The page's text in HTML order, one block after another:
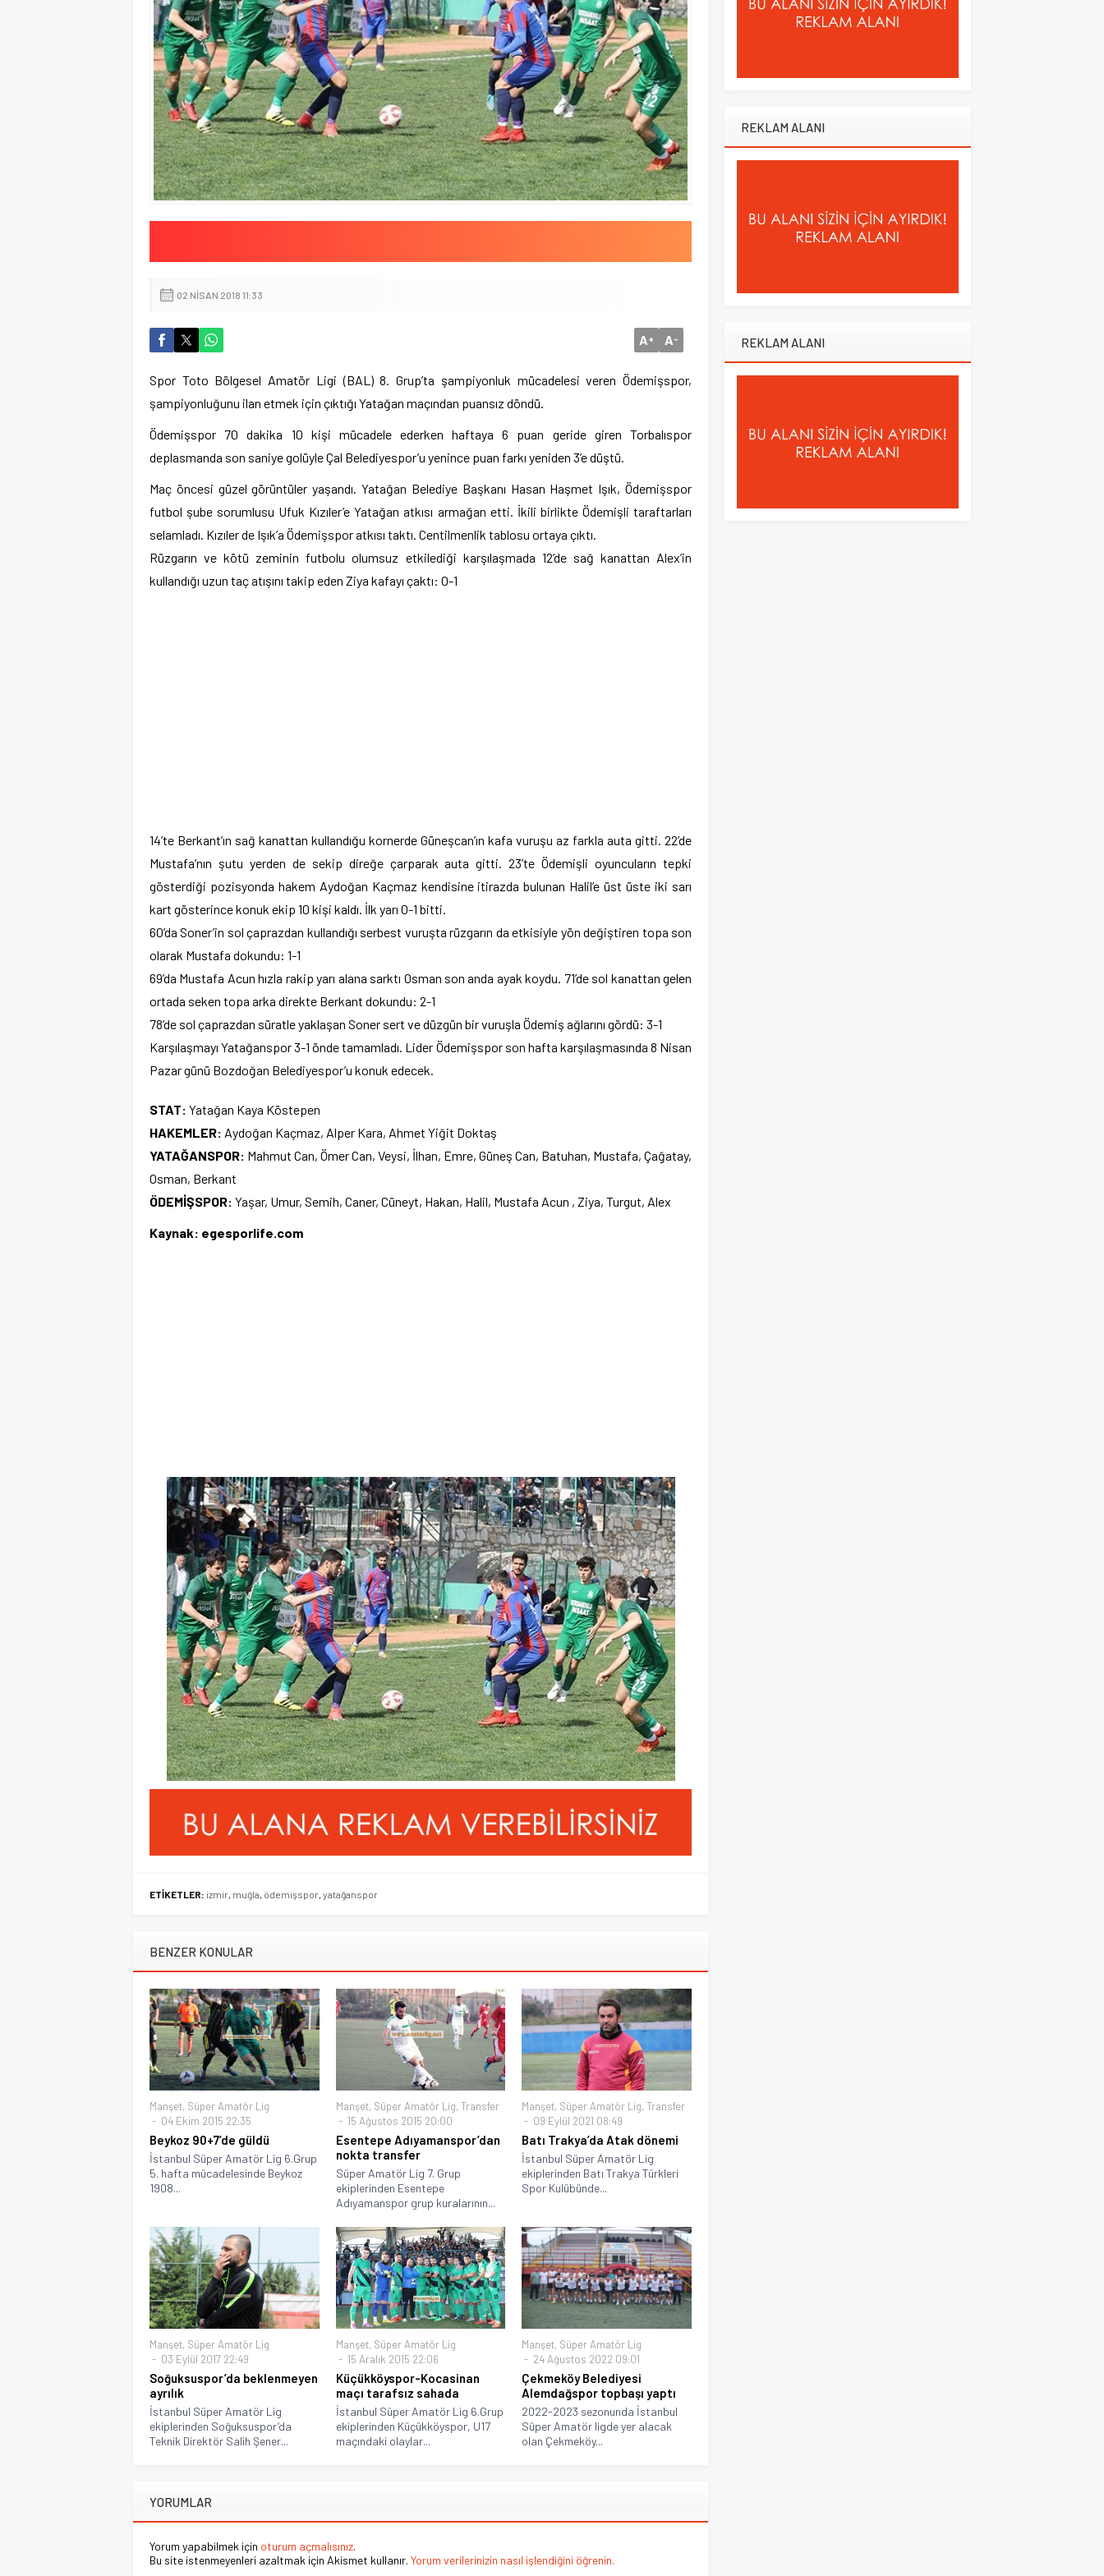
02 NISAN 2018 11:33
A+ A-
Spor Toto Bölgesel Amatör Ligi (BAL) 8. Grup’ta şampiyonluk mücadelesi veren Ödemişspor,
şampiyonluğunu ilan etmek için çıktığı Yatağan maçından puansız döndü.
Ödemişspor 70 dakika 10 kişi mücadele ederken haftaya 6 puan geride giren Torbalıspor
deplasmanda son saniye golüyle Çal Belediyespor’u yenince puan farkı yeniden 3’e düştü.
Maç öncesi güzel görüntüler yaşandı. Yatağan Belediye Başkanı Hasan Haşmet Işık, Ödemişspor
futbol şube sorumlusu Ufuk Kızıler’e Yatağan atkısı armağan etti. İkili birlikte Ödemişli taraftarları
selamladı. Kızıler de Işık’a Ödemişspor atkısı taktı. Centilmenlik tablosu ortaya çıktı.
Rüzgarın ve kötü zeminin futbolu olumsuz etkilediği karşılaşmada 12’de sağ kanattan Alex’in
kullandığı uzun taç atışını takip eden Ziya kafayı çaktı: 0-1
14’te Berkant’ın sağ kanattan kullandığu kornerde Güneşcan’ın kafa vuruşu az farkla auta gitti. 22’de
Mustafa’nın şutu yerden de sekip direğe çarparak auta gitti. 23’te Ödemişli oyuncuların tepki
gösterdiği pozisyonda hakem Aydoğan Kaçmaz kendisine itirazda bulunan Halil’e üst üste iki sarı
kart gösterince konuk ekip 10 kişi kaldı. İlk yarı 0-1 bitti.
60’da Soner’in sol çaprazdan kullandığı serbest vuruşta rüzgarın da etkisiyle yön değiştiren topa son
olarak Mustafa dokundu: 1-1
69’da Mustafa Acun hızla rakip yarı alana sarktı Osman son anda ayak koydu. 71’de sol kanattan gelen
ortada seken topa arka direkte Berkant dokundu: 2-1
78’de sol çaprazdan süratle yaklaşan Soner sert ve düzgün bir vuruşla Ödemiş ağlarını gördü: 3-1
Karşılaşmayı Yatağanspor 3-1 önde tamamladı. Lider Ödemişspor son hafta karşılaşmasında 8 Nisan
Pazar günü Bozdoğan Belediyespor’u konuk edecek.
STAT: Yatağan Kaya Köstepen
HAKEMLER: Aydoğan Kaçmaz, Alper Kara, Ahmet Yiğit Doktaş
YATAĞANSPOR: Mahmut Can, Ömer Can, Veysi, İlhan, Emre, Güneş Can, Batuhan, Mustafa, Çağatay,
Osman, Berkant
ÖDEMİŞSPOR: Yaşar, Umur, Semih, Caner, Cüneyt, Hakan, Halil, Mustafa Acun , Ziya, Turgut, Alex
Kaynak: egesporlife.com
ETİKETLER: izmir, muğla, ödemişspor, yatağanspor
BENZER KONULAR
Manşet, Süper Amatör Lig
04 Ekim 2015 22:35
Beykoz 90+7’de güldü
İstanbul Süper Amatör Lig 6.Grup
5. hafta mücadelesinde Beykoz
1908...
Manşet, Süper Amatör Lig, Transfer
15 Ağustos 2015 20:00
Esentepe Adıyamanspor’dan
nokta transfer
Süper Amatör Lig 7. Grup
ekiplerinden Esentepe
Adıyamanspor grup kuralarının...
Manşet, Süper Amatör Lig,Transfer
09 Eylül 2021 08:49
Batı Trakya’da Atak dönemi
İstanbul Süper Amatör Lig
ekiplerinden Batı Trakya Türkleri
Spor Kulübünde...
Manşet, Süper Amatör Lig
03 Eylül 2017 22:49
Soğuksuspor’da beklenmeyen
ayrılık
İstanbul Süper Amatör Lig
ekiplerinden Soğuksuspor’da
Teknik Direktör Salih Şener...
Manşet, Süper Amatör Lig
15 Aralık 2015 22:06
Küçükköyspor-Kocasinan
maçı tarafsız sahada
İstanbul Süper Amatör Lig 6.Grup
ekiplerinden Küçükköyspor, U17
maçındaki olaylar...
Manşet, Süper Amatör Lig
24 Ağustos 2022 09:01
Çekmeköy Belediyesi
Alemdağspor topbaşı yaptı
2022-2023 sezonunda İstanbul
Süper Amatör ligde yer alacak
olan Çekmeköy...
YORUMLAR
Yorum yapabilmek için oturum açmalısınız.
Bu site istenmeyenleri azaltmak için Akismet kullanır. Yorum verilerinizin nasıl işlendiğini öğrenin.
REKLAM ALANI
REKLAM ALANI